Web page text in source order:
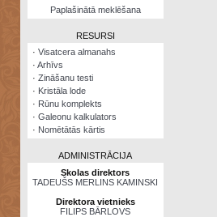
NomētātāsPaplašinātā meklēšana
RESURSI
· Visatcera almanahs
· Arhīvs
· Zināšanu testi
· Kristāla lode
· Rūnu komplekts
· Galeonu kalkulators
· Nomētātās kārtis
ADMINISTRĀCIJA
Skolas direktors
TADEUŠS MERLINS KAMINSKI
Direktora vietnieks
FILIPS BĀRLOVS